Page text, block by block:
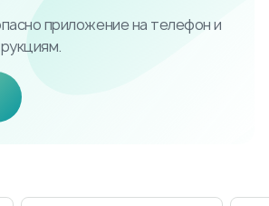
приложение на телефон и